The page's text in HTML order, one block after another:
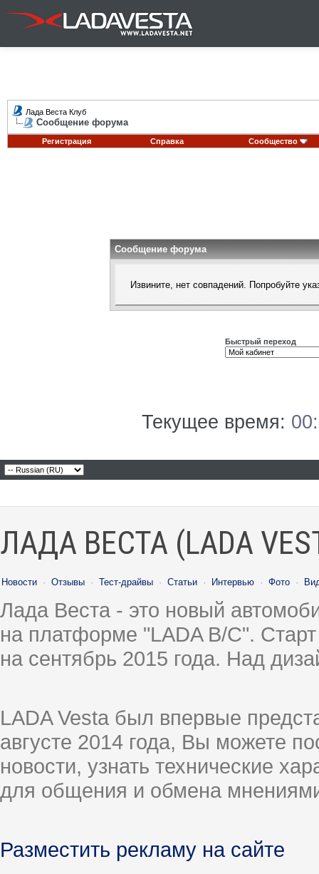
Лада Веста Клуб
Сообщение форума
Регистрация Справка Сообщество
Сообщение форума
Извините, нет совпадений. Попробуйте
Быстрый переход
Текущее время:
ЛАДА ВЕСТА (LADA
Новости · Отзывы · Тест-драйвы · Статьи · Интервью · Фото ·
Лада Веста - это новый
на платформе "LADA B/C".
на сентябрь 2015 года. Над
LADA Vesta был впервые
августе 2014 года, Вы можете
новости, узнать технические
для общения и обмена
Разместить рекламу на сайте